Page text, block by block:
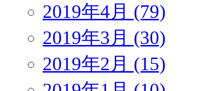
2019年4月 (79)
2019年3月 (30)
2019年2月 (15)